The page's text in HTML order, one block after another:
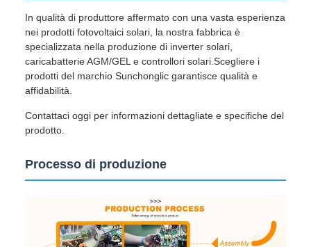
In qualità di produttore affermato con una vasta esperienza
nei prodotti fotovoltaici solari, la nostra fabbrica è
specializzata nella produzione di inverter solari,
caricabatterie AGM/GEL e controllori solari.Scegliere i
prodotti del marchio Sunchonglic garantisce qualità e
affidabilità.
Contattaci oggi per informazioni dettagliate e specifiche del
prodotto.
Processo di produzione